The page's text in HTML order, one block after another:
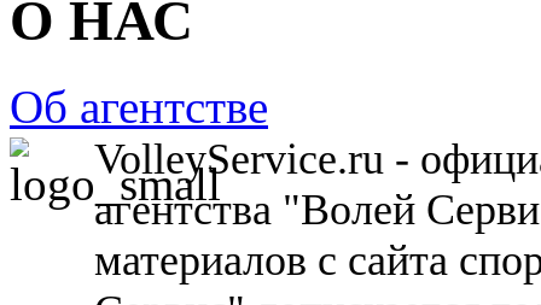
О НАС
Об агентстве
VolleyService.ru -
агентства "Волей
материалов с сайта